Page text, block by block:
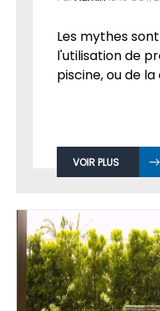
Les mythes
l'utilisation de
piscine, ou de la
VOIR PLUS